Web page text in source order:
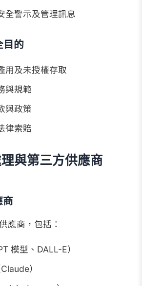
全警示及管理訊息
目的
用及未授權存取
與規範
與政策
律索賠
與第三方供應商
商
應商，包括：
模型、DALL-E）
）